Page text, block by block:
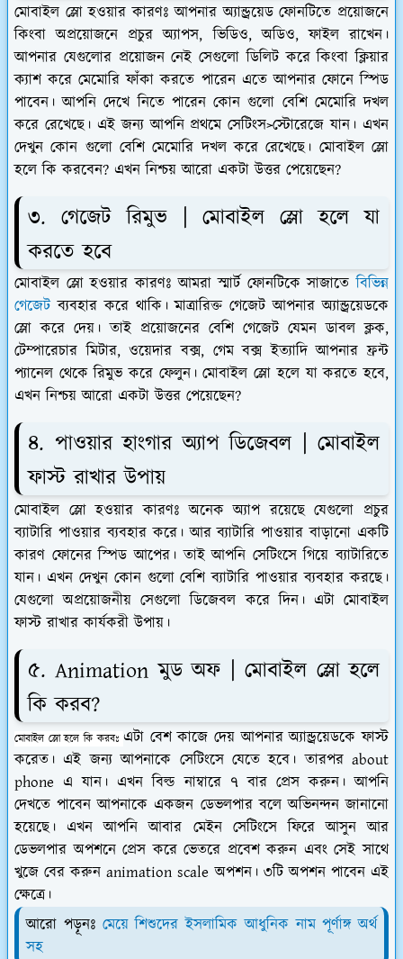
মোবাইল স্লো হওয়ার কারণঃ আপনার অ্যান্ড্রয়েড ফোনটিতে প্রয়োজনে
কিংবা অপ্রয়োজনে প্রচুর অ্যাপস, ভিডিও, অডিও, ফাইল রাখেন।
আপনার যেগুলোর প্রয়োজন নেই সেগুলো ডিলিট করে কিংবা ক্লিয়ার
ক্যাশ করে মেমোরি ফাঁকা করতে পারেন এতে আপনার ফোনে স্পিড
পাবেন। আপনি দেখে নিতে পারেন কোন গুলো বেশি মেমোরি দখল
করে রেখেছে। এই জন্য আপনি প্রথমে সেটিংস>স্টোরেজে যান। এখন
দেখুন কোন গুলো বেশি মেমোরি দখল করে রেখেছে। মোবাইল স্লো
হলে কি করবেন? এখন নিশ্চয় আরো একটা উত্তর পেয়েছেন?
৩. গেজেট রিমুভ | মোবাইল স্লো হলে যা
করতে হবে
মোবাইল স্লো হওয়ার কারণঃ আমরা স্মার্ট ফোনটিকে সাজাতেবিভিন্ন
গেজেটব্যবহার করে থাকি। মাত্রারিক্ত গেজেট আপনার অ্যান্ড্রয়েডকে
স্লো করে দেয়। তাই প্রয়োজনের বেশি গেজেট যেমন ডাবল ক্লক,
টেম্পারেচার মিটার, ওয়েদার বক্স, গেম বক্স ইত্যাদি আপনার ফ্রন্ট
প্যানেল থেকে রিমুভ করে ফেলুন। মোবাইল স্লো হলে যা করতে হবে,
এখন নিশ্চয় আরো একটা উত্তর পেয়েছেন?
৪. পাওয়ার হাংগার অ্যাপ ডিজেবল | মোবাইল
ফাস্ট রাখার উপায়
মোবাইল স্লো হওয়ার কারণঃ অনেক অ্যাপ রয়েছে যেগুলো প্রচুর
ব্যাটারি পাওয়ার ব্যবহার করে। আর ব্যাটারি পাওয়ার বাড়ানো একটি
কারণ ফোনের স্পিড আপের। তাই আপনি সেটিংসে গিয়ে ব্যাটারিতে
যান। এখন দেখুন কোন গুলো বেশি ব্যাটারি পাওয়ার ব্যবহার করছে।
যেগুলো অপ্রয়োজনীয় সেগুলো ডিজেবল করে দিন। এটা মোবাইল
ফাস্ট রাখার কার্যকরী উপায়।
৫. Animation মুড অফ | মোবাইল স্লো হলে
কি করব?
মোবাইল স্লো হলে কি করবঃএটা বেশ কাজে দেয় আপনার অ্যান্ড্রয়েডকে ফাস্ট
করেত। এই জন্য আপনাকে সেটিংসে যেতে হবে। তারপর about
phone এ যান। এখন বিল্ড নাম্বারে ৭ বার প্রেস করুন। আপনি
দেখতে পাবেন আপনাকে একজন ডেভলপার বলে অভিনন্দন জানানো
হয়েছে। এখন আপনি আবার মেইন সেটিংসে ফিরে আসুন আর
ডেভলপার অপশনে প্রেস করে ভেতরে প্রবেশ করুন এবং সেই সাথে
খুজে বের করুন animation scale অপশন। ৩টি অপশন পাবেন এই
ক্ষেত্রে।
আরো পড়ূনঃ মেয়ে শিশুদের ইসলামিক আধুনিক নাম পূর্ণাঙ্গ অর্থ
সহ